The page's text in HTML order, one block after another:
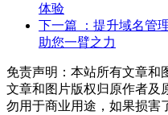
体验
下一篇
：提升域名管
助您一臂之力
免责声明：本站所有文章和
文章和图片版权归原作者及
勿用于商业用途，如果损害